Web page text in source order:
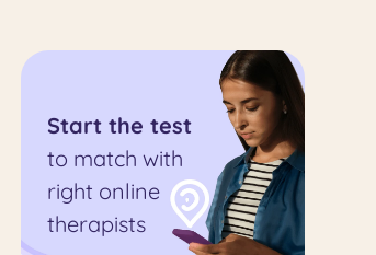
Start the test
to match with
right online
therapists